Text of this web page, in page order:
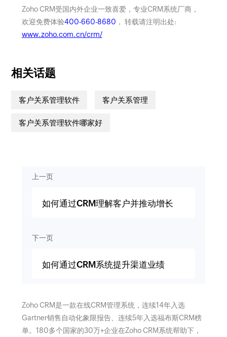
Zoho CRM受国内外企业一致喜爱，专业CRM系统厂商，
欢迎免费体验400-660-8680 ， 转载请注明出处:
www.zoho.com.cn/crm/
相关话题
客户关系管理软件 客户关系管理
客户关系管理软件哪家好
上一页
如何通过CRM理解客户并推动增长
下一页
如何通过CRM系统提升渠道业绩
Zoho CRM是一款在线CRM管理系统，连续14年入选
Gartner销售自动化象限报告、连续5年入选福布斯CRM榜
单。180多个国家的30万+企业在Zoho CRM系统帮助下，